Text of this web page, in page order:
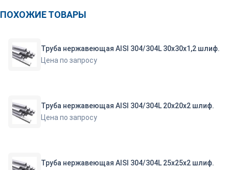
ПОХОЖИЕ ТОВАРЫ
Труба нержавеющая AISI 304/304L 30х30х1,2 шлиф.
Цена по запросу
Труба нержавеющая AISI 304/304L 20х20х2 шлиф.
Цена по запросу
Труба нержавеющая AISI 304/304L 25х25х2 шлиф.